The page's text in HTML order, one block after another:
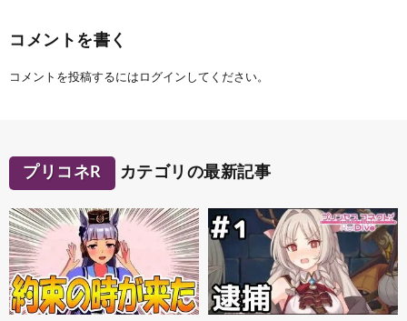
コメントを書く
コメントを投稿するには ログイン してください。
プリコネR カテゴリの最新記事